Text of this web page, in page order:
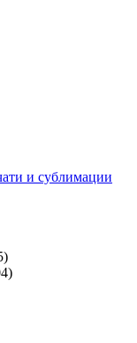
и сублимации